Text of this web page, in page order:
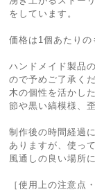
をしています。
価格は1個あたりの
ハンドメイド製品
ので予めご了承くだ
木の個性を活かし
節や黒い縞模様、
制作後の時間経過
ありますが、使っ
風通しの良い場所
［使用上の注意点